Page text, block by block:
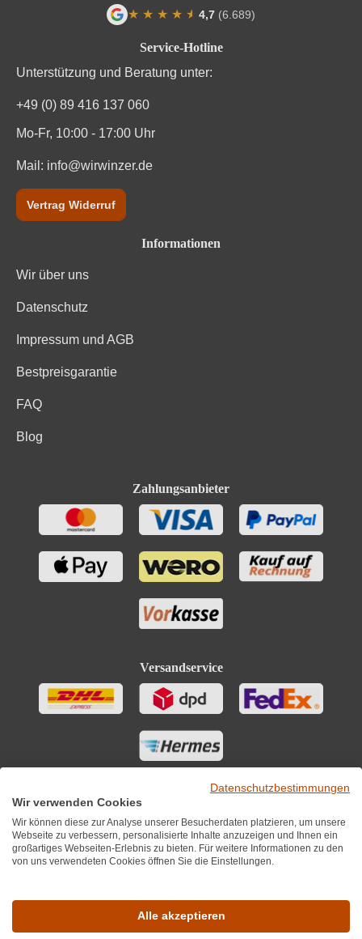
Service-Hotline
Unterstützung und Beratung unter:
+49 (0) 89 416 137 060
Mo-Fr, 10:00 - 17:00 Uhr
Mail: info@wirwinzer.de
Vertrag Widerruf
Informationen
Wir über uns
Datenschutz
Impressum und AGB
Bestpreisgarantie
FAQ
Blog
Zahlungsanbieter
Versandservice
★ ★ ★ ★ ★
★ 4,7 (6.689)
Datenschutzbestimmungen
Wir verwenden Cookies
Wir können diese zur Analyse unserer Besucherdaten platzieren, um unsere
Webseite zu verbessern, personalisierte Inhalte anzuzeigen und Ihnen ein
großartiges Webseiten-Erlebnis zu bieten. Für weitere Informationen zu den
von uns verwendeten Cookies öffnen Sie die Einstellungen.
Alle akzeptieren